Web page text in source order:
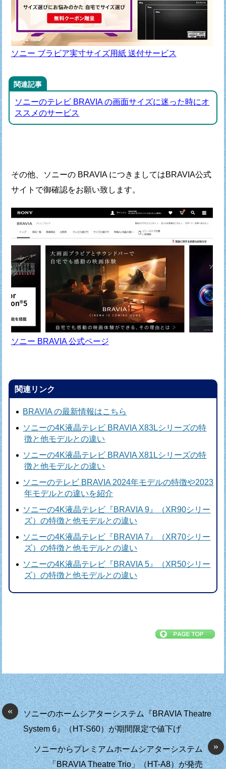
ソニー ブラビア実寸サイズ用紙 送付サービス
関連記事
ソニーのテレビ BRAVIA の画面サイズに迷った時にオ
ススメのサービス
その他、ソニーの BRAVIA につきましてはBRAVIA公式
サイトで御確認をお願い致します。
ソニー BRAVIA 公式ページ
関連リンク
BRAVIA の最新情報はこちら
ソニーの4K液晶テレビ BRAVIA X83Lシリーズの特
徴と他モデルとの違い
ソニーの4K液晶テレビ BRAVIA X81Lシリーズの特
徴と他モデルとの違い
ソニーのテレビ BRAVIA 2024年モデルの特徴や2023
年モデルとの違いを紹介
ソニーの4K液晶テレビ『BRAVIA 9』（XR90シリー
ズ）の特徴と他モデルとの違い
ソニーの4K液晶テレビ『BRAVIA 7』（XR70シリー
ズ）の特徴と他モデルとの違い
ソニーの4K液晶テレビ『BRAVIA 5』（XR50シリー
ズ）の特徴と他モデルとの違い
«
ソニーのホームシアターシステム『BRAVIA Theatre
System 6』（HT-S60）が期間限定で値下げ
»
ソニーからプレミアムホームシアターシステム
「BRAVIA Theatre Trio」（HT-A8）が発売